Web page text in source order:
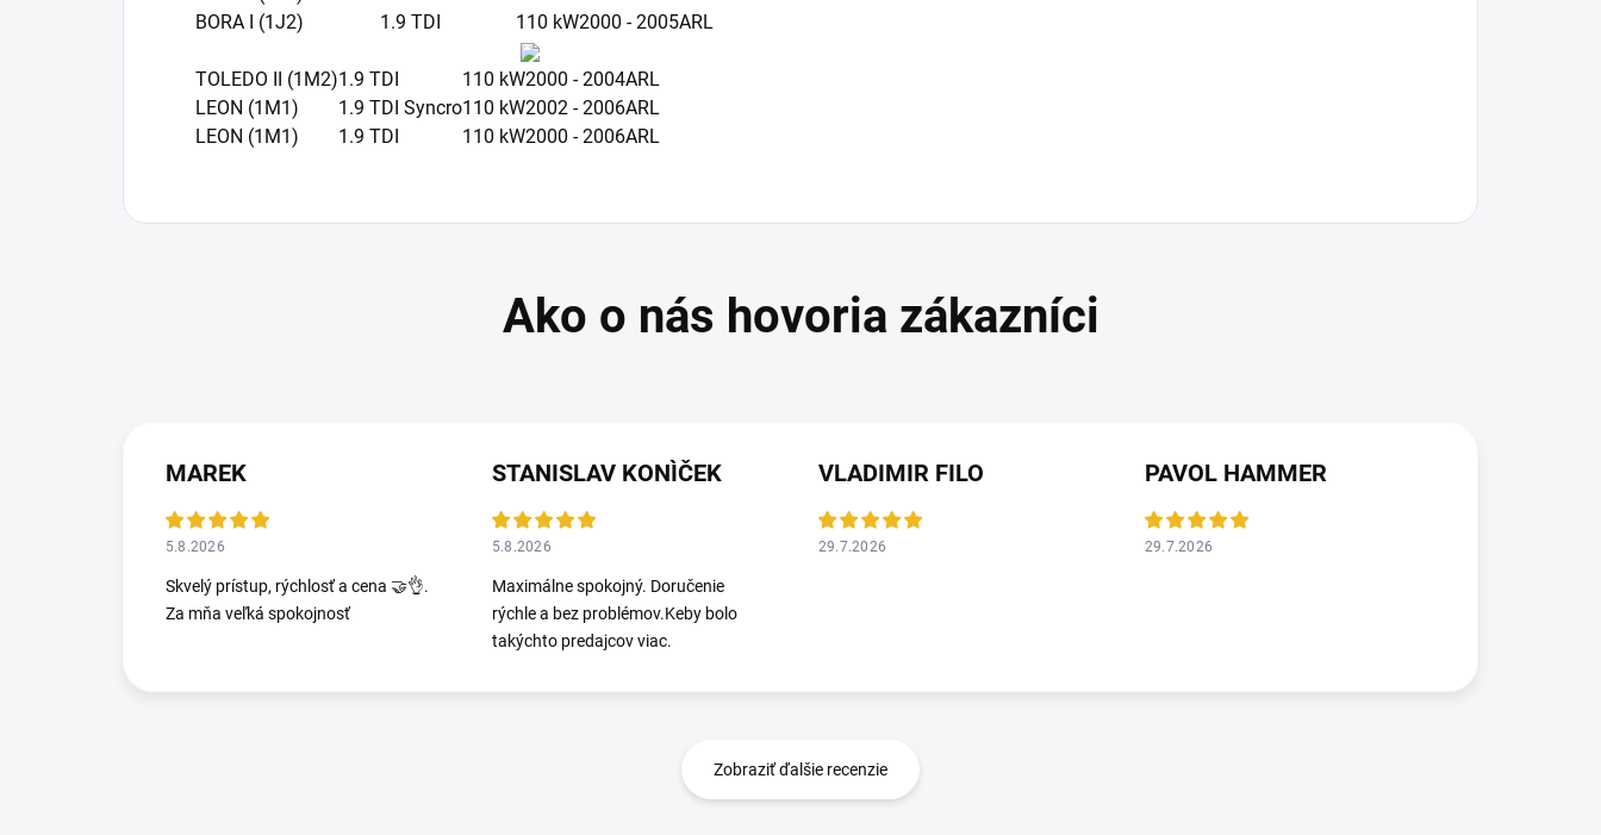
BORA I (1J2)
1.9 TDI 110 kW2000 - 2005ARL
TOLEDO II (1M2)1.9 TDI 110 kW2000 - 2004ARL
LEON (1M1)
1.9 TDI Syncro110 kW2002 - 2006ARL
LEON (1M1)
1.9 TDI 110 kW2000 - 2006ARL
MAREK
5.8.2026
Skvelý prístup, rýchlosť a cena 🤝👌.
Za mňa veľká spokojnosť
STANISLAV KONÌČEK
5.8.2026
Maximálne spokojný. Doručenie
rýchle a bez problémov.Keby bolo
takýchto predajcov viac.
VLADIMIR FILO
29.7.2026
PAVOL HAMMER
29.7.2026
Zobraziť ďalšie recenzie